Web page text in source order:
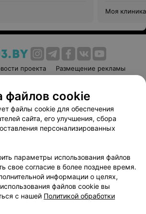
Моя клиника
проекта
Размещение рекламы
соглашение
Способы оплаты
Вакансии
Партнеры
руководителю 103.by
персональных данных
файлов cookie
файлы cookie для обеспечения
сайта, его улучшения, сбора
персонализированных
параметры использования файлов
свое согласие в более позднее время.
информации о целях,
файлов cookie вы
с нашей Политикой обработки